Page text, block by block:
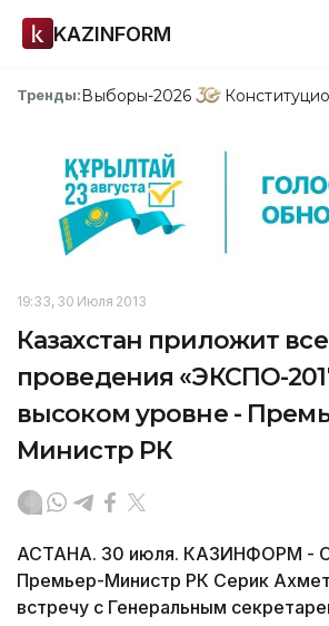
KAZINFORM
Тренды:Выборы-2026
19:33, 30 Июля 2013
Казахстан приложит
проведения «ЭКСПО-
высоком уровне -
Министр РК
АСТАНА. 30 июля. КАЗИНФОРМ -
Премьер-Министр РК Серик
встречу с Генеральным